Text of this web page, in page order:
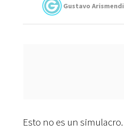
Gustavo Arismendi
Esto no es un simulacro.